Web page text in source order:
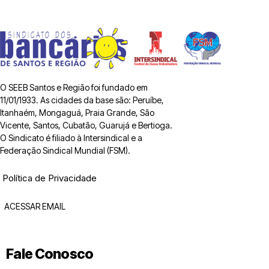
O SEEB Santos e Região foi fundado em
11/01/1933. As cidades da base são: Peruíbe,
Itanhaém, Mongaguá, Praia Grande, São
Vicente, Santos, Cubatão, Guarujá e Bertioga.
O Sindicato é filiado à Intersindical e a
Federação Sindical Mundial (FSM).
Política de Privacidade
ACESSAR EMAIL
Fale Conosco